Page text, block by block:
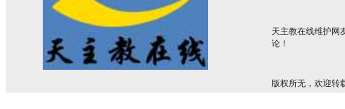
天主教在线维护网
论！
版权所无，欢迎转